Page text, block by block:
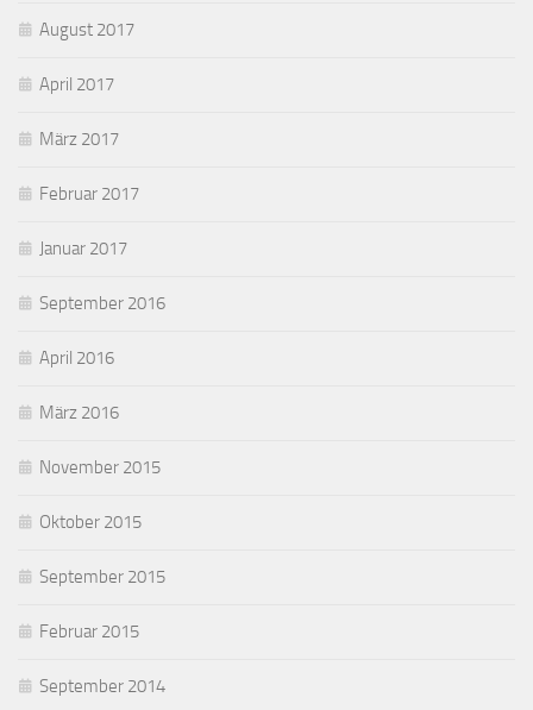
August 2017
April 2017
März 2017
Februar 2017
Januar 2017
September 2016
April 2016
März 2016
November 2015
Oktober 2015
September 2015
Februar 2015
September 2014